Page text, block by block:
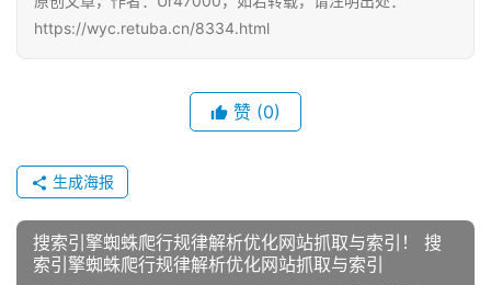
https://wyc.retuba.cn/8334.html
赞 (0)
生成海报
搜索引擎蜘蛛爬行规律解析优化网站抓取与索引！ 搜
索引擎蜘蛛爬行规律解析优化网站抓取与索引